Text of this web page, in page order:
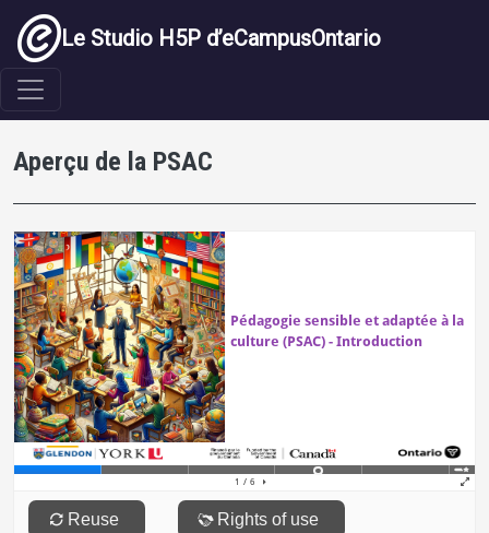
Aller au contenu principal
Le Studio H5P d’eCampusOntario
Aperçu de la PSAC